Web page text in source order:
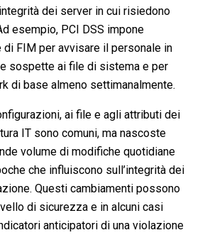
dei server in cui risiedono
esempio, PCI DSS impone
di FIM per avvisare il personale in
sospette ai file di sistema e per
di base almeno settimanalmente.
ai file e agli attributi dei
IT sono comuni, ma nascoste
volume di modifiche quotidiane
che influiscono sull’integrità dei
Questi cambiamenti possono
di sicurezza e in alcuni casi
anticipatori di una violazione